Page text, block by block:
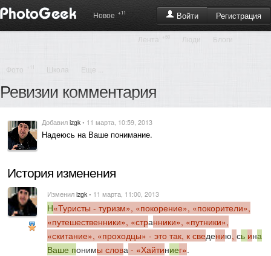
Войти Регистрация
Новое +11
Лента +50 Люди Блоги
Фото Школа Еще ...
Ревизии комментария
Добавил izgk • 11 марта, 10:59, 2013
Надеюсь на Ваше понимание.
История изменения
Изменил izgk • 11 марта, 11:00, 2013
Н«Туристы - туризм», «покорение», «покорители»,
«путешественники», «странники», «путники»,
«скитание», «проходцы» - это так, к сведению, сь ина
Ваше понимы слова - «Хайтиниег».